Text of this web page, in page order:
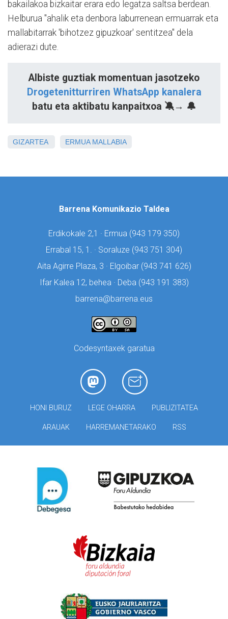
bakailakoa bizkaitar erara edo legatza saltsa berdean.
Helburua "ahalik eta denbora laburrenean ermuarrak eta
mallabitarrak 'bihotzez gipuzkoar' sentitzea" dela
adierazi dute.
Albiste guztiak momentuan jasotzeko
Drogetenitturriren WhatsApp kanalera
batu eta aktibatu kanpaitxoa 🔕→ 🔔
GIZARTEA ERMUA MALLABIA
Barrena Komunikazio Taldea
Erdikokale 2,1 · Ermua (943 179 350)
Errabal 15, 1. · Soraluze (943 751 304)
Aita Agirre Plaza, 3 · Elgoibar (943 741 626)
Ifar Kalea 12, behea · Deba (943 191 383)
barrena@barrena.eus
Codesyntaxek garatua
HONI BURUZ LEGE OHARRA PUBLIZITATEA
ARAUAK HARREMANETARAKO RSS